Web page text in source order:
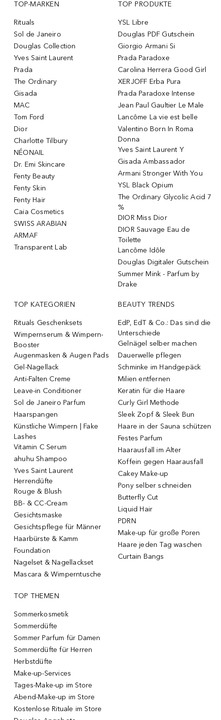
TOP-MARKEN
Rituals
Sol de Janeiro
Douglas Collection
Yves Saint Laurent
Prada
The Ordinary
Gisada
MAC
Tom Ford
Dior
Charlotte Tilbury
NÉONAIL
Dr. Emi Skincare
Fenty Beauty
Fenty Skin
Fenty Hair
Caia Cosmetics
SWISS ARABIAN
ARMAF
Transparent Lab
TOP PRODUKTE
YSL Libre
Douglas PDF Gutschein
Giorgio Armani Si
Prada Paradoxe
Carolina Herrera Good Girl
XERJOFF Erba Pura
Prada Paradoxe Intense
Jean Paul Gaultier Le Male
Lancôme La vie est belle
Valentino Born In Roma
Donna
Yves Saint Laurent Y
Gisada Ambassador
Armani Stronger With You
YSL Black Opium
The Ordinary Glycolic Acid 7
%
DIOR Miss Dior
DIOR Sauvage Eau de
Toilette
Lancôme Idôle
Douglas Digitaler Gutschein
Summer Mink - Parfum by
Drake
TOP KATEGORIEN
Rituals Geschenksets
Wimpernserum & Wimpern-
Booster
Augenmasken & Augen Pads
Gel-Nagellack
Anti-Falten Creme
Leave-in Conditioner
Sol de Janeiro Parfum
Haarspangen
Künstliche Wimpern | Fake
Lashes
Vitamin C Serum
ahuhu Shampoo
Yves Saint Laurent
Herrendüfte
Rouge & Blush
BB- & CC-Cream
Gesichtsmaske
Gesichtspflege für Männer
Haarbürste & Kamm
Foundation
Nagelset & Nagellackset
Mascara & Wimperntusche
BEAUTY TRENDS
EdP, EdT & Co.: Das sind die
Unterschiede
Gelnägel selber machen
Dauerwelle pflegen
Schminke im Handgepäck
Milien entfernen
Keratin für die Haare
Curly Girl Methode
Sleek Zopf & Sleek Bun
Haare in der Sauna schützen
Festes Parfum
Haarausfall im Alter
Koffein gegen Haarausfall
Cakey Make-up
Pony selber schneiden
Butterfly Cut
Liquid Hair
PDRN
Make-up für große Poren
Haare jeden Tag waschen
Curtain Bangs
TOP THEMEN
Sommerkosmetik
Sommerdüfte
Sommer Parfum für Damen
Sommerdüfte für Herren
Herbstdüfte
Make-up-Services
Tages-Make-up im Store
Abend-Make-up im Store
Kostenlose Rituale im Store